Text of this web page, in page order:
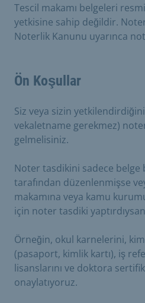
Tescil makamı belgeleri
yetkisine sahip değildir.
Noterlik Kanunu uyarınca
Ön Koşullar
Siz veya sizin
vekaletname gerekmez)
gelmelisiniz.
Noter tasdikini sadece belge
tarafından düzenlenmişse
makamına veya kamu
için noter tasdiki
Örneğin, okul karnelerini,
(pasaport, kimlik kartı), iş
lisanslarını ve doktora
onaylatıyoruz.